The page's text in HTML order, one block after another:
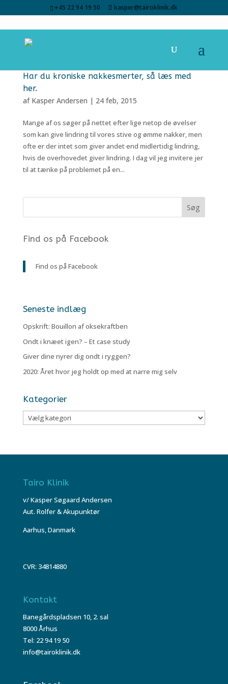
+45 22 94 19 50 kasper@tairoklinik.dk
Har du kroniske nakkesmerter, så læs med
her.
af Kasper Andersen | 24 feb, 2015
Mange af os søger på nettet efter lige netop de øvelser
som kan give lindring til vores stive og ømme nakker, men
ofte er der intet som giver andet end midlertidig lindring,
hvis de overhovedet giver lindring. I dag vil jeg invitere jer
til at tænke på problemet på en...
Find os på Facebook
Find os på Facebook
Seneste indlæg
Opskrift: Bouillon af oksekraftben
Ondt i knæet igen? – Et case study
Giver dine nyrer dig ondt i ryggen?
2020: Året hvor jeg holdt op med at narre mig selv
Kategorier
Kategorier
Tairo Klinik
v/ Kasper Søgaard Andersen
Aut. Rolfer & Akupunktør
Aarhus, Danmark
CVR: 34814880
Kontakt
Banegårdspladsen 10, 2. sal
8000 Århus
Tel: 22 94 19 50
info@tairoklinik.dk